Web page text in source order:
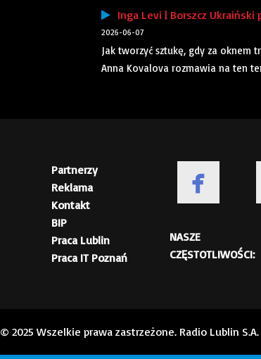
Inga Levi | Borszcz Ukraiński
2026-06-07
Jak tworzyć sztukę, gdy za
Anna Kovalova rozmawia na ten
Partnerzy
Reklama
Kontakt
BIP
Praca Lublin
Praca IT Poznań
NASZE
CZĘSTOTLIWOŚCI:
© 2025 Wszelkie prawa zastrzeżone. Radio Lublin